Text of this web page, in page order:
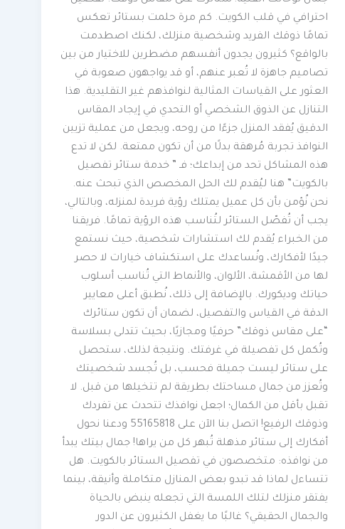
احترافي في قلب الكويت. كم مرة حلمت بستائر تعكس
تمامًا ذوقك الفريد وشخصية منزلك، لكنك اصطدمت
بالواقع؟ كثيرون يجدون أنفسهم مضطرين للاختيار من بين
تصاميم جاهزة لا تُعبر عنهم، أو قد يواجهون صعوبة في
العثور على القياسات المثالية لنوافذهم غير التقليدية. هذا
التنازل عن الذوق الشخصي أو التحدي في إيجاد المقاس
الدقيق يُفقد المنزل جزءًا من روحه، ويجعل من عملية تزيين
النوافذ تجربة مُرهقة بدلًا من أن تكون ممتعة. لكن لا تدع
هذه المشاكل تحد من إبداعك؛ فـ ” خدمة ستائر تفصيل
بالكويت” هنا ليُقدم لك الحل المخصص الذي تبحث عنه.
نحن نُؤمن بأن كل عميل يمتلك رؤية فريدة لمنزله، وبالتالي،
يجب أن تُفصّل الستائر لتُناسب هذه الرؤية تمامًا. فريقنا
من الخبراء يُقدم لك استشارات شخصية، حيث نستمع
جيدًا لأفكارك، ونُساعدك على استكشاف خيارات لا حصر
لها من الأقمشة، الألوان، والأنماط التي تُناسب أسلوب
حياتك وديكورك. بالإضافة إلى ذلك، نُطبق أعلى معايير
الدقة في القياس والتفصيل، لضمان أن تكون ستائرك
“على مقاس ذوقك” حرفيًا ومجازيًا، بحيث تتدلى بسلاسة
وتُكمل كل تفصيلة في غرفتك. ونتيجة لذلك، ستحصل
على ستائر ليست جميلة فحسب، بل تُجسد شخصيتك
وتُعزز من جمال مساحتك بطريقة لم تتخيلها من قبل. لا
تقبل بأقل من الكمال؛ اجعل نوافذك تتحدث عن تفردك
وذوقك الرفيع! اتصل بنا الآن على 55165818 ودعنا نحول
أفكارك إلى ستائر مذهلة تُبهر كل من يراها! جمال بيتك يبدأ
من نوافذه: متخصصون في تفصيل الستائر بالكويت. هل
تتساءل لماذا قد تبدو بعض المنازل متكاملة وأنيقة، بينما
يفتقر منزلك لتلك اللمسة التي تجعله ينبض بالحياة
والجمال الحقيقي؟ غالبًا ما يغفل الكثيرون عن الدور